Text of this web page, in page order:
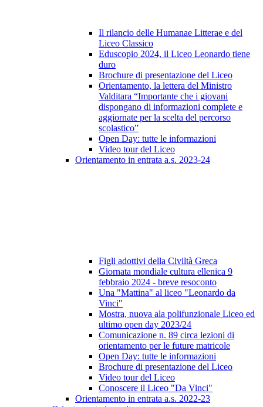
Il rilancio delle Humanae Litterae e del
Liceo Classico
Eduscopio 2024, il Liceo Leonardo tiene
duro
Brochure di presentazione del Liceo
Orientamento, la lettera del Ministro
Valditara “Importante che i giovani
dispongano di informazioni complete e
aggiornate per la scelta del percorso
scolastico”
Open Day: tutte le informazioni
Video tour del Liceo
Orientamento in entrata a.s. 2023-24
Figli adottivi della Civiltà Greca
Giornata mondiale cultura ellenica 9
febbraio 2024 - breve resoconto
Una "Mattina" al liceo "Leonardo da
Vinci"
Mostra, nuova ala polifunzionale Liceo ed
ultimo open day 2023/24
Comunicazione n. 89 circa lezioni di
orientamento per le future matricole
Open Day: tutte le informazioni
Brochure di presentazione del Liceo
Video tour del Liceo
Conoscere il Liceo "Da Vinci"
Orientamento in entrata a.s. 2022-23